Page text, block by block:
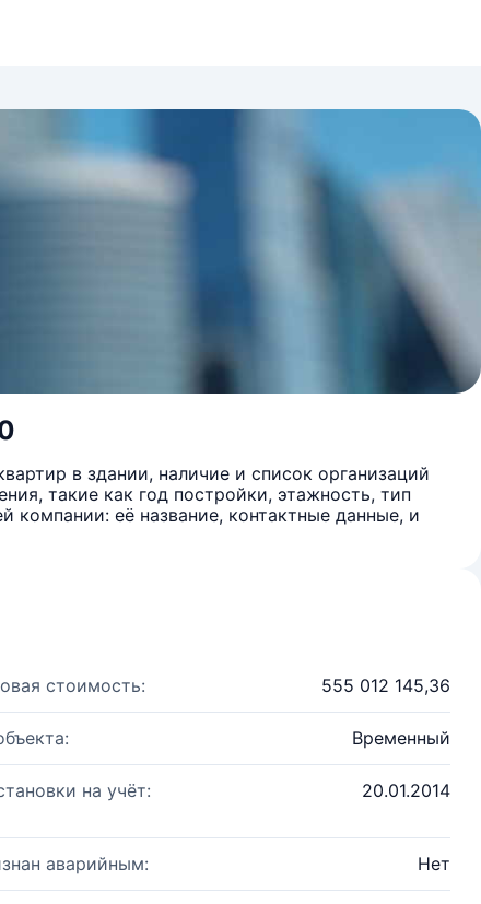
в здании, наличие и список организаций
такие как год постройки, этажность, тип
её название, контактные данные, и
стоимость: 555 012 145,36
Временный
на учёт: 20.01.2014
аварийным: Нет